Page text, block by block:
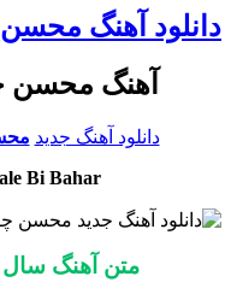
دانلود آهنگ
آهنگ محسن
دانلود آهنگ جدید
Bi Bahar
متن آهنگ